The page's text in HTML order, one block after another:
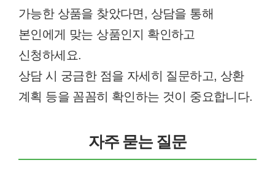
가능한 상품을 찾았다면, 상담을 통해
본인에게 맞는 상품인지 확인하고
신청하세요.
상담 시 궁금한 점을 자세히 질문하고, 상환
계획 등을 꼼꼼히 확인하는 것이 중요합니다.
자주 묻는 질문